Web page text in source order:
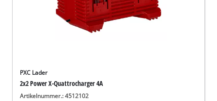
PXC Lader
2x2 Power X-Quattrocharger 4A
Artikelnummer.: 4512102